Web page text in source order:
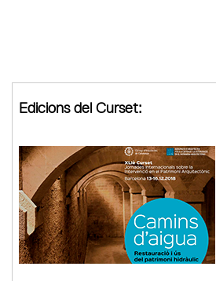
Edicions del Curset: